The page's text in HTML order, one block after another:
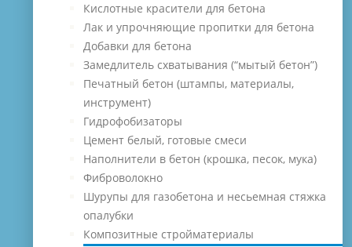
Кислотные красители для бетона
Лак и упрочняющие пропитки для бетона
Добавки для бетона
Замедлитель схватывания (“мытый бетон”)
Печатный бетон (штампы, материалы,
инструмент)
Гидрофобизаторы
Цемент белый, готовые смеси
Наполнители в бетон (крошка, песок, мука)
Фиброволокно
Шурупы для газобетона и несьемная стяжка
опалубки
Композитные стройматериалы